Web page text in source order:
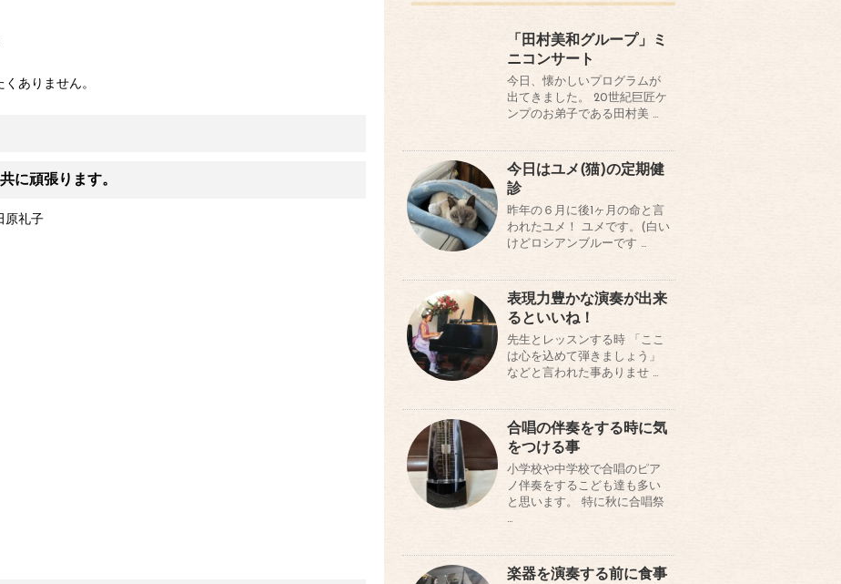
ありません。
に頑張ります。
礼子
「田村美和グループ」ミ
ニコンサート
今日、懐かしいプログラムが
出てきました。 20世紀巨匠ケ
ンプのお弟子である田村美 …
今日はユメ(猫)の定期健
診
昨年の６月に後1ヶ月の命と言
われたユメ！ ユメです。(白い
けどロシアンブルーです …
表現力豊かな演奏が出来
るといいね！
先生とレッスンする時 「ここ
は心を込めて弾きましょう」
などと言われた事ありませ …
合唱の伴奏をする時に気
をつける事
小学校や中学校で合唱のピア
ノ伴奏をするこども達も多い
と思います。 特に秋に合唱祭
…
楽器を演奏する前に食事